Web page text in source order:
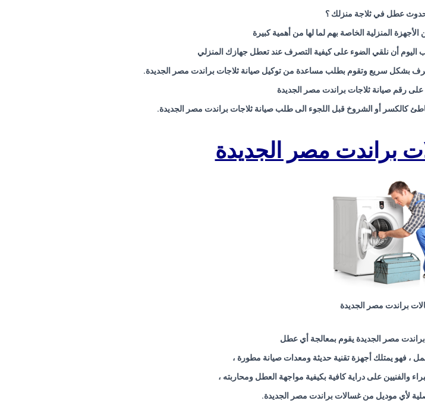
حدوث عطل في ثلاجة منزلك ؟
المنزلية الخاصة بهم لما لها من أهمية كبيرة
اليوم أن نلقي الضوء على كيفية التصرف عند تعطل جهازك المنزلي
بشكل سريع وتقوم بطلب مساعدة من توكيل صيانة ثلاجات براندت مصر الجديدة.
على رقم صيانة ثلاجات براندت مصر الجديدة
كالكسر أو الشروخ قبل اللجوء الى طلب صيانة ثلاجات براندت مصر الجديدة.
براندت مصر الجديدة
براندت مصر الجديدة
مصر الجديدة يقوم بمعالجة أي عطل
، فهو يمتلك أجهزة تقنية حديثة ومعدات صيانة مطورة ،
والفنيين على دراية كافية بكيفية مواجهة العطل ومحاربته ،
لأي موديل من غسالات براندت مصر الجديدة.